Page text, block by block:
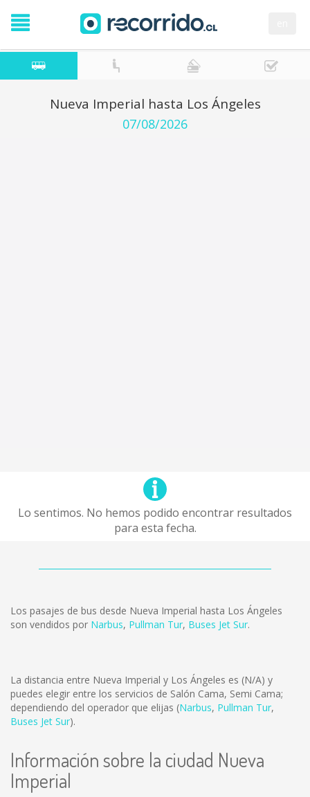
Nueva Imperial hasta Los Ángeles
07/08/2026
Lo sentimos. No hemos podido encontrar resultados
para esta fecha.
Los pasajes de bus desde Nueva Imperial hasta Los Ángeles
son vendidos por Narbus, Pullman Tur, Buses Jet Sur.
La distancia entre Nueva Imperial y Los Ángeles es (N/A) y
puedes elegir entre los servicios de Salón Cama, Semi Cama;
dependiendo del operador que elijas (Narbus, Pullman Tur,
Buses Jet Sur).
Información sobre la ciudad Nueva
Imperial